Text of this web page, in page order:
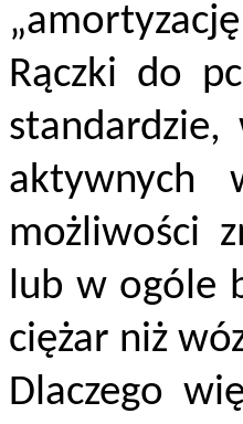
Rączki do
aktywnych
możliwości
lub w ogóle
ciężar niż
Dlaczego